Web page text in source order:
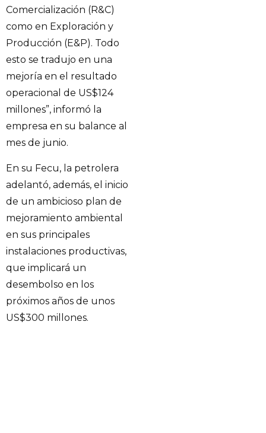
Comercialización (R&C)
como en Exploración y
Producción (E&P). Todo
esto se tradujo en una
mejoría en el resultado
operacional de US$124
millones”, informó la
empresa en su balance al
mes de junio.
En su Fecu, la petrolera
adelantó, además, el inicio
de un ambicioso plan de
mejoramiento ambiental
en sus principales
instalaciones productivas,
que implicará un
desembolso en los
próximos años de unos
US$300 millones.